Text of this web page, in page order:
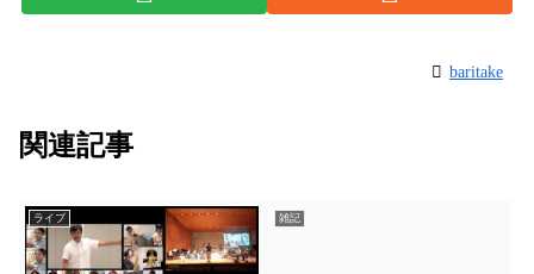
baritake
関連記事
ライブ 雑記